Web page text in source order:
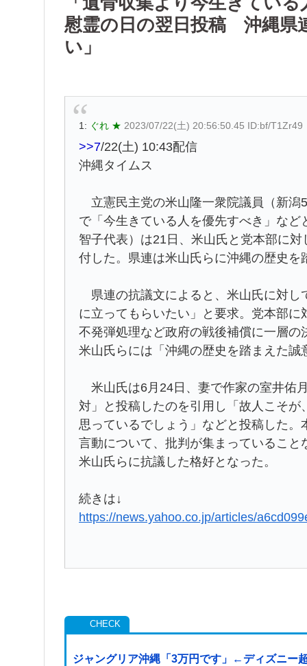
慰霊の日の翌日投稿 沖縄県
い」
1: ぐれ ★ 2023/07/22(土) 20:56:50.45 ID:bf/T1Zr49
>>7/22(土) 10:43配信
沖縄タイムス
立憲民主党の米山隆一衆院議員（新潟
で「今生きている人を優先すべき」な
智子代表）は21日、米山氏と党本部に
付した。県連は米山氏らに沖縄の歴史を
県連の抗議文によると、米山氏に対し
に立ってもらいたい」と要求。党本部
不発弾処理など政府の戦後補償に一層
米山氏らには「沖縄の歴史を踏まえた
米山氏は6月24日、妻で作家の室井佑
対」と投稿したのを引用し「故人こそ
思っているでしょう」などと投稿した
言動について、批判が集まっているこ
米山氏らに抗議した格好となった。
続きは↓
https://news.yahoo.co.jp/articles/
ジャングリア沖縄「3万円です」←ディズニー